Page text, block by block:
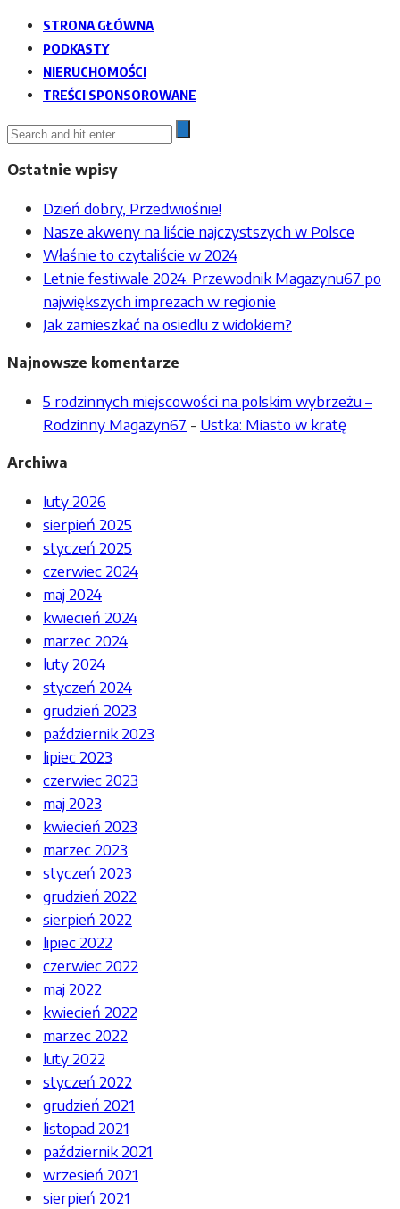
STRONA GŁÓWNA
PODKASTY
NIERUCHOMOŚCI
TREŚCI SPONSOROWANE
Ostatnie wpisy
Dzień dobry, Przedwiośnie!
Nasze akweny na liście najczystszych w Polsce
Właśnie to czytaliście w 2024
Letnie festiwale 2024. Przewodnik Magazynu67 po
największych imprezach w regionie
Jak zamieszkać na osiedlu z widokiem?
Najnowsze komentarze
5 rodzinnych miejscowości na polskim wybrzeżu –
Rodzinny Magazyn67 - Ustka: Miasto w kratę
Archiwa
luty 2026
sierpień 2025
styczeń 2025
czerwiec 2024
maj 2024
kwiecień 2024
marzec 2024
luty 2024
styczeń 2024
grudzień 2023
październik 2023
lipiec 2023
czerwiec 2023
maj 2023
kwiecień 2023
marzec 2023
styczeń 2023
grudzień 2022
sierpień 2022
lipiec 2022
czerwiec 2022
maj 2022
kwiecień 2022
marzec 2022
luty 2022
styczeń 2022
grudzień 2021
listopad 2021
październik 2021
wrzesień 2021
sierpień 2021